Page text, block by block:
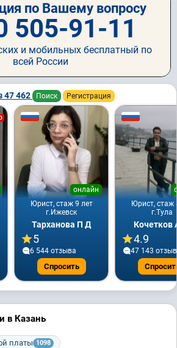
по Вашему вопросу
505-91-11
и мобильных бесплатный по
всей России
47 462 Поиск Регистрация
Юрист, стаж 9 лет
онлайн
г.Ижевск
Тарханова П Д
5
6 544 отзывa
Спросить
Юрист, стаж
г.Тула
Кочетков
4.9
47 143
в Казань
платы 1098